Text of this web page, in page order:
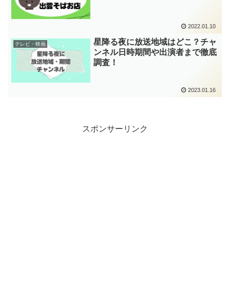
2022.01.10
テレビ・映画
星降る夜に放送地域はどこ？チャ
ンネル日時期間や出演者まで徹底
調査！
2023.01.16
スポンサーリンク